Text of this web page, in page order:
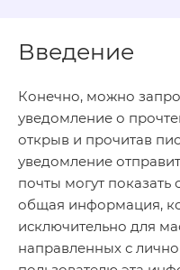
Введение
Конечно, можно
уведомление о
открыв и прочитав
уведомление
почты могут показать
общая информация,
исключительно для
направленных с